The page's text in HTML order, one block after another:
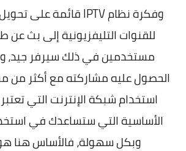
وفكرة نظامIPTVقائمة على
للقنوات التليفزيونية إلى بث عن
مستخدمين في ذلك سيرفر جيد،
الحصول عليه مشاركته مع أكثر من
استخدام شبكة الإنترنت التي
الأساسية التي ستساعدك في
وبكل سهولة، فالأساس هنا هو